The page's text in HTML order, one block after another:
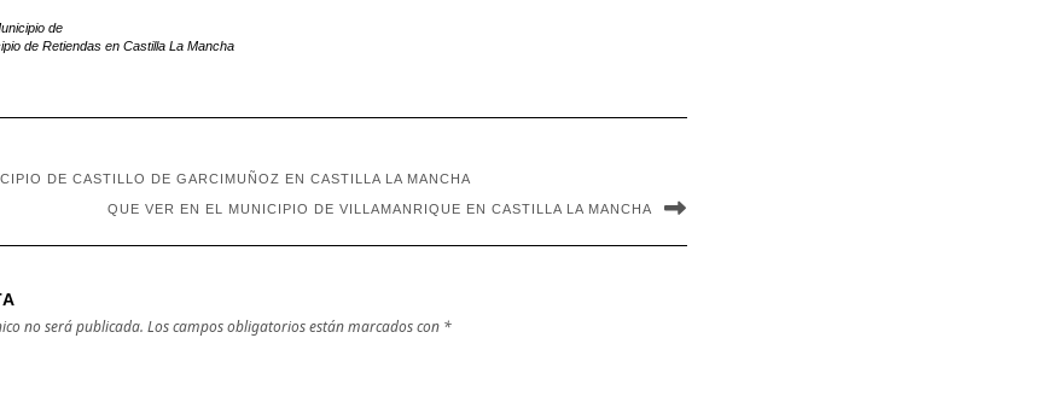
Marquesado en
de
de Retiendas en Castilla La Mancha
DE CASTILLO DE GARCIMUÑOZ EN CASTILLA LA MANCHA
QUE VER EN EL MUNICIPIO DE VILLAMANRIQUE EN CASTILLA LA MANCHA
no será publicada. Los campos obligatorios están marcados con *